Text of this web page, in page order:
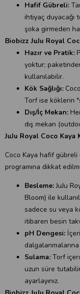
Hafif Gübreli:
ihtiyaç duyacağı
şoka girmeden
Biobizz JuJu Royal
Hazır ve Pratik:
yoktur;
kullanılabilir.
Kök Sağlığı:
Torf ise köklerin
Dış/İç Mekan:
dış mekan
JuJu Royal Coco Kaya
Coco Kaya hafif
programına dikkat
Besleme:JuJu
Bloom) ile
sadece su veya
itibaren besin
pH Dengesi:
Sulama: Torf
uzun süre
ayarlayınız.